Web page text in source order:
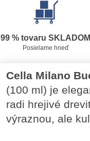
99 % tovaru SKLADOM
Posielame hneď
Cella Milano
(100 ml) je
radi hrejivé
výraznou, ale